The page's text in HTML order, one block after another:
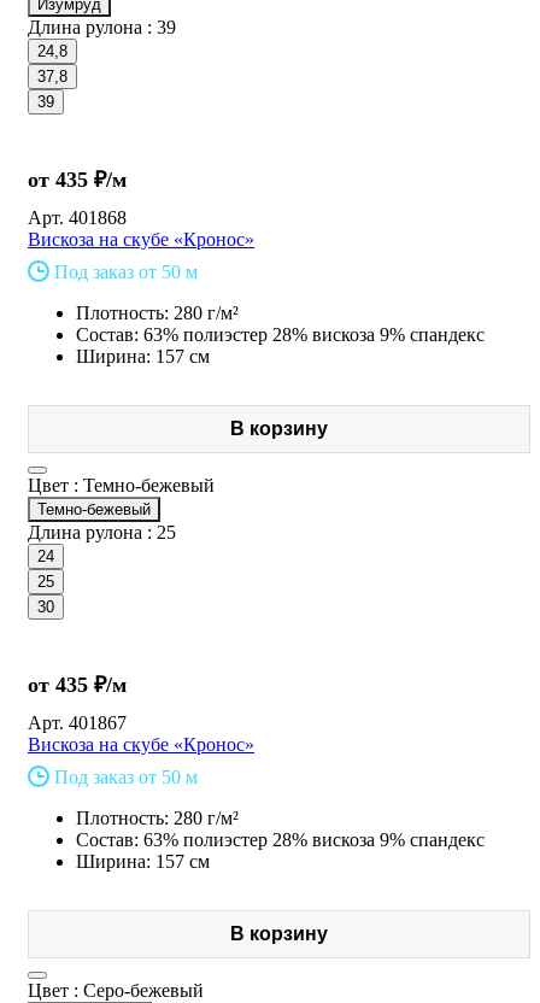
Изумруд
Длина рулона : 39
24,8
37,8
39
от 435 ₽/м
Арт. 401868
Вискоза на скубе «Кронос»
Под заказ от 50 м
Плотность: 280 г/м²
Состав: 63% полиэстер 28% вискоза 9% спандекс
Ширина: 157 см
В корзину
Цвет : Темно-бежевый
Темно-бежевый
Длина рулона : 25
24
25
30
от 435 ₽/м
Арт. 401867
Вискоза на скубе «Кронос»
Под заказ от 50 м
Плотность: 280 г/м²
Состав: 63% полиэстер 28% вискоза 9% спандекс
Ширина: 157 см
В корзину
Цвет : Серо-бежевый